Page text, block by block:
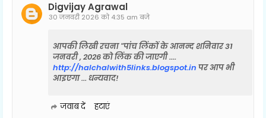
Digvijay Agrawal
30 जनवरी 2026 को 4:35 am बजे
आपकी लिखी रचना "पांच लिंकों के आनन्द शनिवार 31
जनवरी , 2026 को लिंक की जाएगी ....
http://halchalwith5links.blogspot.in पर आप भी
आइएगा ... धन्यवाद!
जवाब दें हटाएं